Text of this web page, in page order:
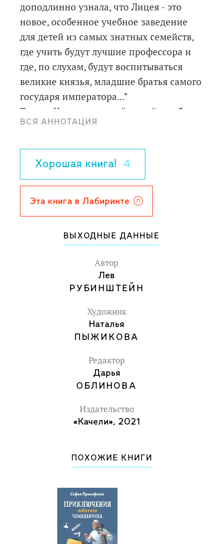
доподлинно узнала, что Лицея - это
новое, особенное учебное заведение
для детей из самых знатных семейств,
где учить будут лучшие профессора и
где, по слухам, будут воспитываться
великие князья, младшие братья самого
государя императора..."
Туда, в Царскосельский лицей, где будут
готовить юношей для важных частей
учиться юного Ивана Пущина.
Талантливый Пушкин, чувствительный
Кюхельбекер, нерасторопный Дельвиг и
другие юноши стали его настоящими
друзьями. О лицейской юности и о том,
как сложились судьбы этих интересных
людей, расскажет книга.
Для среднего и старшего школьного
ВСЯ АННОТАЦИЯ
Хорошая книга! 4
Эта книга в Лабиринте
ВЫХОДНЫЕ ДАННЫЕ
Автор
Лев
РУБИНШТЕЙН
Художник
Наталья
ПЫЖИКОВА
Редактор
Дарья
ОБЛИНОВА
Издательство
«Качели», 2021
ПОХОЖИЕ КНИГИ